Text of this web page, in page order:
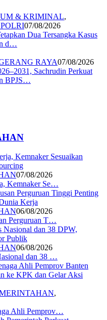
& KRIMINAL,
07/08/2026
Dua Tersangka Kasus
d…
RAYA07/08/2026
Sachrudin Perkuat
BPJS…
07/08/2026
Kemnaker Se…
06/08/2026
Perguruan T…
06/08/2026
dan 38 …
,
Ahli Pemprov…